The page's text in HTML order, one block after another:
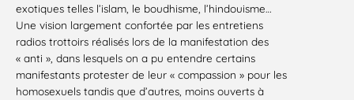
exotiques telles l’islam, le boudhisme, l’hindouisme…
Une vision largement confortée par les entretiens
radios trottoirs réalisés lors de la manifestation des
« anti », dans lesquels on a pu entendre certains
manifestants protester de leur « compassion » pour les
homosexuels tandis que d’autres, moins ouverts à